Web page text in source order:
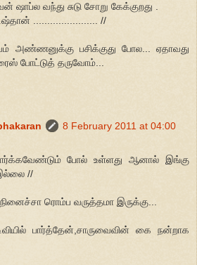
ஷாப்ல வந்து சுடு சோறு கேக்குறது .
....................... //
அண்ணனுக்கு பசிக்குது போல... ஏதாவது
போட்டுத் தருவோம்...
8 February 2011 at 04:00
போல் உள்ளது ஆனால் இங்கு
//
ரொம்ப வருத்தமா இருக்கு...
பார்த்தேன்,சாருவைவின் கை நன்றாக